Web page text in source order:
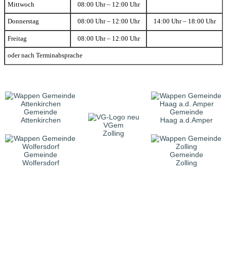
Mittwoch 08:00 Uhr – 12:00 Uhr
Donnerstag 08:00 Uhr – 12:00 Uhr 14:00 Uhr – 18:00 Uhr
Freitag 08:00 Uhr – 12:00 Uhr
oder nach Terminabsprache
Gemeinde
Attenkirchen
VGem
Zolling
Gemeinde
Haag a.d.Amper
Gemeinde
Wolfersdorf
Gemeinde
Zolling